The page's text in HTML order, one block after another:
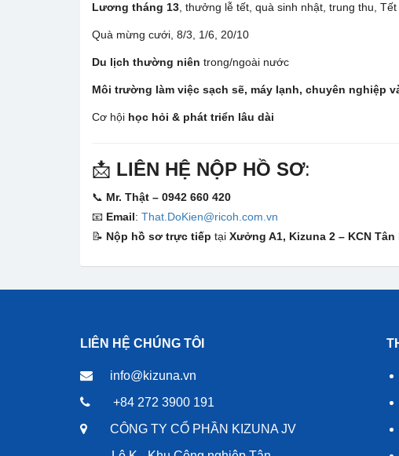
Lương tháng 13 , thưởng lễ tết, quà sinh nhật, trung thu,
Quà mừng cưới, 8/3, 1/6, 20/10
Du lịch thường niên trong/ngoài nước
Môi trường làm việc sạch sẽ, máy lạnh, chuyên nghiệp
Cơ hội học hỏi & phát triển lâu dài
📩 LIÊN HỆ NỘP HỒ SƠ:
📞 Mr. Thật – 0942 660 420
📧 Email: That.DoKien@ricoh.com.vn
📝 Nộp hồ sơ trực tiếp tại Xưởng A1, Kizuna 2 – KCN
LIÊN HỆ CHÚNG TÔI
info@kizuna.vn
+84 272 3900 191
CÔNG TY CỔ PHẦN KIZUNA JV